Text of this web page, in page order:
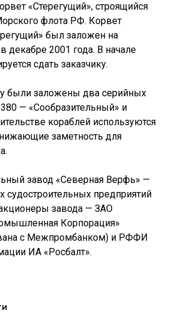
«Стерегущий», строящийся
флота РФ. Корвет
был заложен на
декабре 2001 года. В начале
сдать заказчику.
были заложены два серийных
— «Сообразительный» и
кораблей используются
заметность для
завод «Северная Верфь» —
судостроительных предприятий
завода — ЗАО
Корпорация»
с Межпромбанком) и РФФИ
ИА «Росбалт».